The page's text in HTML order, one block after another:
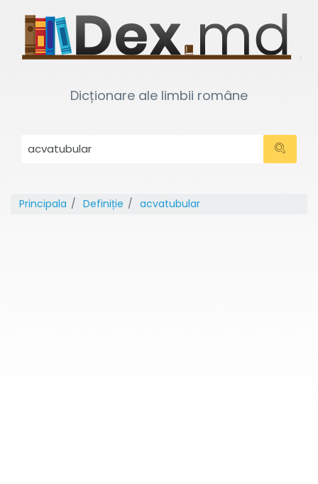
Dicționare ale limbii române
Principala Definiție acvatubular